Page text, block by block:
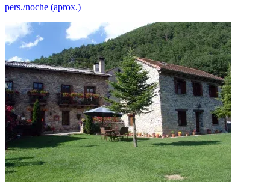
pers./noche (aprox.)